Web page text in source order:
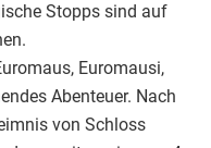
Stopps sind auf
Euromausi,
Abenteuer. Nach
von Schloss